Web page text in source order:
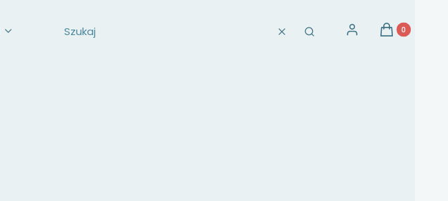
WyczyśćSzukaj
Zaloguj sięProdukty w
Koszyk